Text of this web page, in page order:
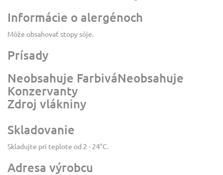
Informácie o alergénoch
Môže obsahovať stopy sóje.
Prísady
Neobsahuje FarbiváNeobsahuje
Konzervanty
Zdroj vlákniny
Skladovanie
Skladujte pri teplote od 2 - 24°C.
Adresa výrobcu